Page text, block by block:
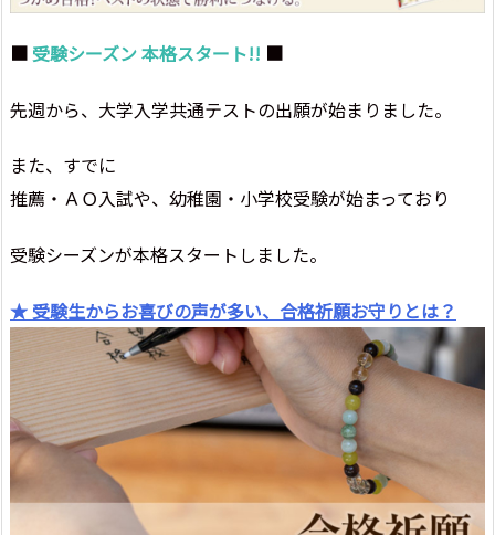
■ 受験シーズン 本格スタート!! ■
先週から、大学入学共通テストの出願が始まりました。
また、すでに
推薦・ＡＯ入試や、幼稚園・小学校受験が始まっており
受験シーズンが本格スタートしました。
★ 受験生からお喜びの声が多い、合格祈願お守りとは？